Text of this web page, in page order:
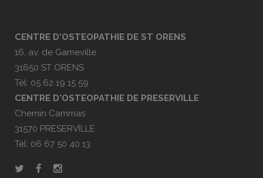
CENTRE D'OSTEOPATHIE DE ST ORENS
16, av. de Gameville
31650 ST ORENS
Tél: 05 62 19 15 59
CENTRE D'OSTEOPATHIE DE PRESERVILLE
Chemin Cammas
31570 PRESERVILLE
Tél: 06 67 50 40 13